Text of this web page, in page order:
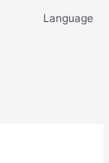
Language